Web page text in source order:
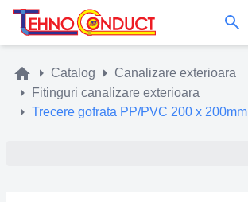
Catalog
Canalizare exterioara
Fitinguri canalizare exterioara
Trecere gofrata PP/PVC 200 x 200mm